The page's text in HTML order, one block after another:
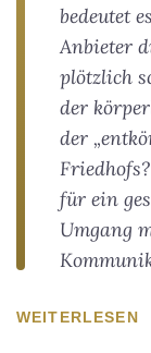
bedeutet
Anbieter
plötzlich
der
der
für ein
Umgang
WEITERLESEN